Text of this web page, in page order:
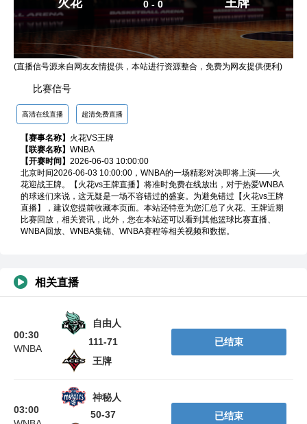
火花 0 - 0 王牌
(直播信号源来自网友友情提供，本站进行资源整合，免费为网友提供便利)
比赛信号
高清在线直播 超清免费直播
【赛事名称】 火花VS王牌
【联赛名称】 WNBA
【开赛时间】 2026-06-03 10:00:00
北京时间2026-06-03 10:00:00，WNBA的一场精彩对决即将上演——火
花迎战王牌。【火花vs王牌直播】将准时免费在线放出，对于热爱WNBA
的球迷们来说，这无疑是一场不容错过的盛宴。为避免错过【火花vs王牌
直播】，建议您提前收藏本页面。本站还特意为您汇总了火花、王牌近期
比赛回放，相关资讯，此外，您在本站还可以看到其他篮球比赛直播、
WNBA回放、WNBA集锦、WNBA赛程等相关视频和数据。
相关直播
00:30
WNBA
自由人
111-71
王牌
已结束
03:00
神秘人
50-37
已结束